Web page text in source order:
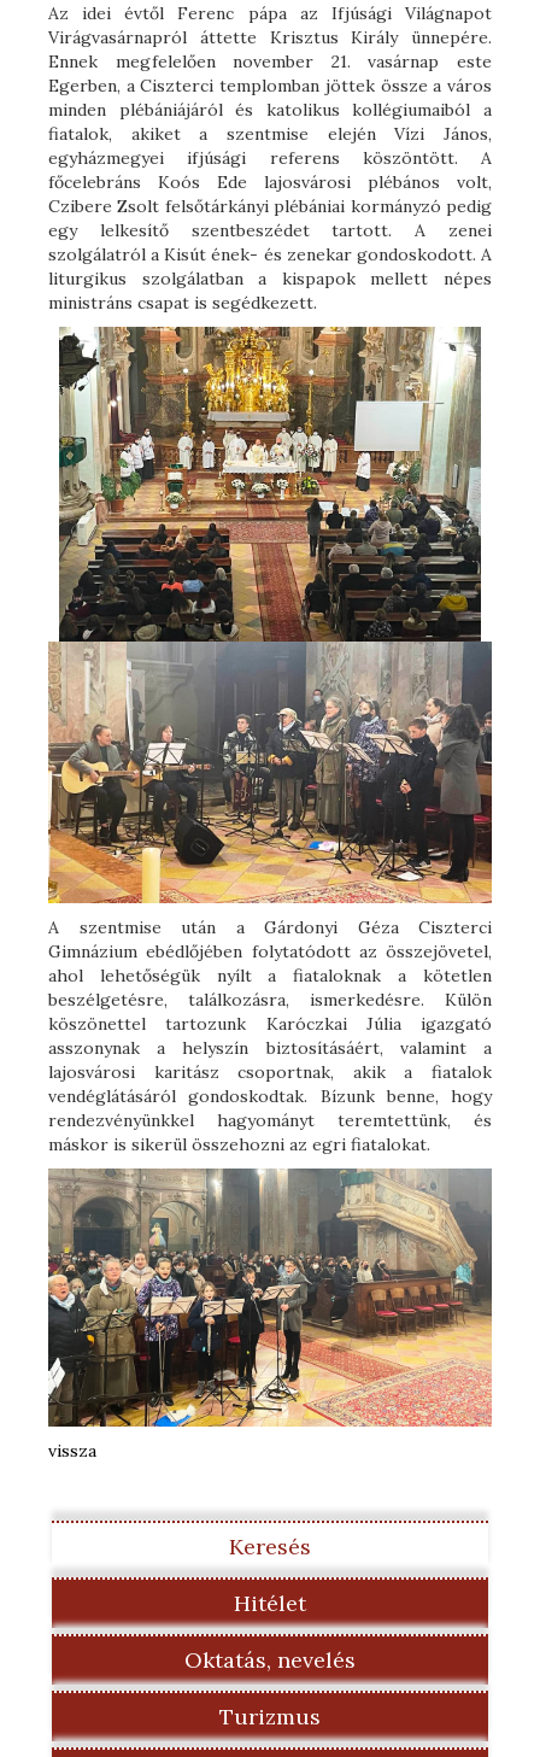
Az idei évtől Ferenc pápa az Ifjúsági Világnapot
Virágvasárnapról áttette Krisztus Király ünnepére.
Ennek megfelelően november 21. vasárnap este
Egerben, a Ciszterci templomban jöttek össze a város
minden plébániájáról és katolikus kollégiumaiból a
fiatalok, akiket a szentmise elején Vízi János,
egyházmegyei ifjúsági referens köszöntött. A
főcelebráns Koós Ede lajosvárosi plébános volt,
Czibere Zsolt felsőtárkányi plébániai kormányzó pedig
egy lelkesítő szentbeszédet tartott. A zenei
szolgálatról a Kisút ének- és zenekar gondoskodott. A
liturgikus szolgálatban a kispapok mellett népes
ministráns csapat is segédkezett.
A szentmise után a Gárdonyi Géza Ciszterci
Gimnázium ebédlőjében folytatódott az összejövetel,
ahol lehetőségük nyílt a fiataloknak a kötetlen
beszélgetésre, találkozásra, ismerkedésre. Külön
köszönettel tartozunk Karóczkai Júlia igazgató
asszonynak a helyszín biztosításáért, valamint a
lajosvárosi karitász csoportnak, akik a fiatalok
vendéglátásáról gondoskodtak. Bízunk benne, hogy
rendezvényünkkel hagyományt teremtettünk, és
máskor is sikerül összehozni az egri fiatalokat.
vissza
Keresés
Hitélet
Oktatás, nevelés
Turizmus